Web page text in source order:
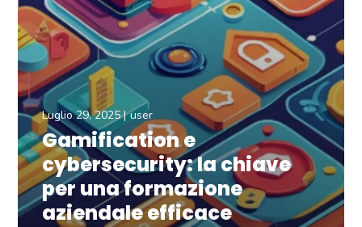
Luglio 29, 2025 user
Gamification e
cybersecurity: la chiave
per una formazione
aziendale efficace